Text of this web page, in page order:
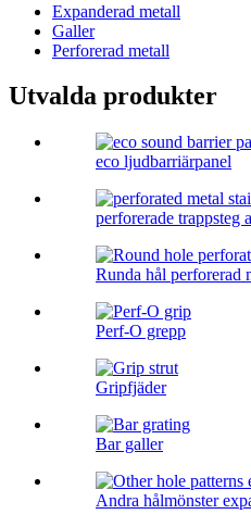
Expanderad metall
Galler
Perforerad metall
Utvalda produkter
eco ljudbarriärpanel
perforerade trappsteg
Runda hål perforerad
Perf-O grepp
Gripfjäder
Bar galler
Andra hålmönster